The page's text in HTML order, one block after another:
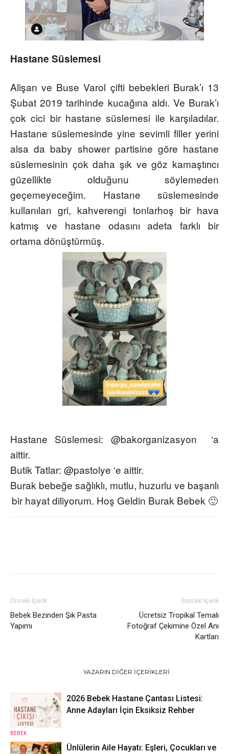
Hastane Süslemesi
Alişan ve Buse Varol çifti bebekleri Burak’ı 13
Şubat 2019 tarihinde kucağına aldı. Ve Burak’ı
çok cici bir hastane süslemesi ile karşıladılar.
Hastane süslemesinde yine sevimli filler yerini
alsa da baby shower partisine göre hastane
süslemesinin çok daha şık ve göz kamaştırıcı
güzellikte olduğunu söylemeden
geçemeyeceğim. Hastane süslemesinde
kullanılan gri, kahverengi tonlarhoş bir hava
katmış ve hastane odasını adeta farklı bir
ortama dönüştürmüş.
Hastane Süslemesi: @bakorganizasyon ‘a
aittir.
Butik Tatlar: @pastolye ‘e aittir.
Burak bebeğe sağlıklı, mutlu, huzurlu ve başarılı
bir hayat diliyorum. Hoş Geldin Burak Bebek 🙂
Önceki İçerik
Bebek Bezinden Şık Pasta
Yapımı
Sonraki İçerik
Ücretsiz Tropikal Temalı
Fotoğraf Çekimine Özel Anı
Kartları
YAZARIN DIĞER İÇERIKLERI
BEBEK
2026 Bebek Hastane Çantası Listesi:
Anne Adayları İçin Eksiksiz Rehber
Ünlülerin Aile Hayatı: Eşleri, Çocukları ve